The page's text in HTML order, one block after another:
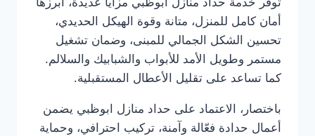
أمان كامل للمنزل، متانة وقوة الهيكل الحديدي،
تحسين الشكل الجمالي للمبنى، وضمان تشغيل
مستمر وطويل الأمد للأبواب والشبابيك والسلالم.
كما تساعد على تقليل الأعطال المستقبلية.
باختصار، الاعتماد على حداد منازل ابوظبي يضمن
أعمال حدادة فعّالة وآمنة، تركيب احترافي، وحماية